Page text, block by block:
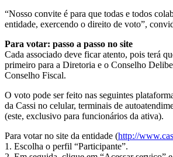
“Nosso convite é para que todas e todos
entidade, exercendo o direito de voto”,
Para votar: passo a passo no site
Cada associado deve ficar atento, pois terá
primeiro para a Diretoria e o Conselho
Conselho Fiscal.
O voto pode ser feito nas seguintes
da Cassi no celular, terminais de
(este, exclusivo para funcionários da ativa).
Para votar no site da entidade (http://
1. Escolha o perfil “Participante”.